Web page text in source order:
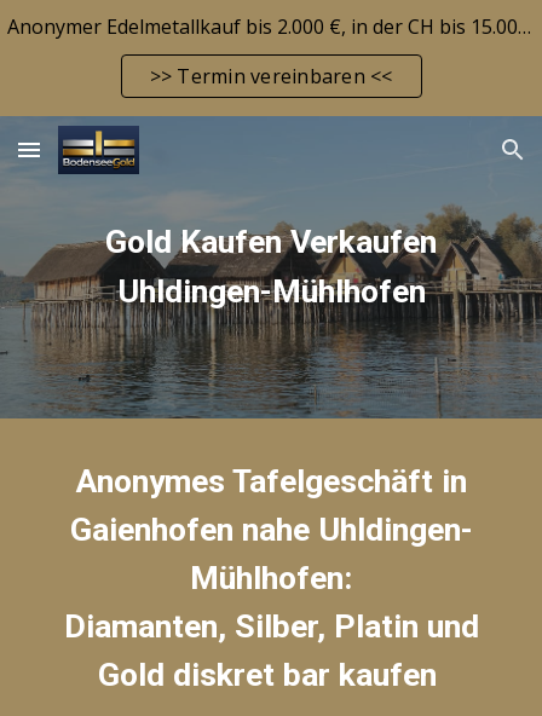
Skip to main content
Anonymer Edelmetallkauf bis 2.000 €, in der CH bis 15.000 CHF! Edelmetallbarrendepot möglich! Aktuelle Marktlage siehe FAQ-Seite!
>> Termin vereinbaren <<
Gold Kaufen Verkaufen
Uhldingen-Mühlhofen
Anonymes Tafelgeschäft in
Gaienhofen nahe Uhldingen-
Mühlhofen:
Diamanten, Silber, Platin und
Gold diskret bar kaufen